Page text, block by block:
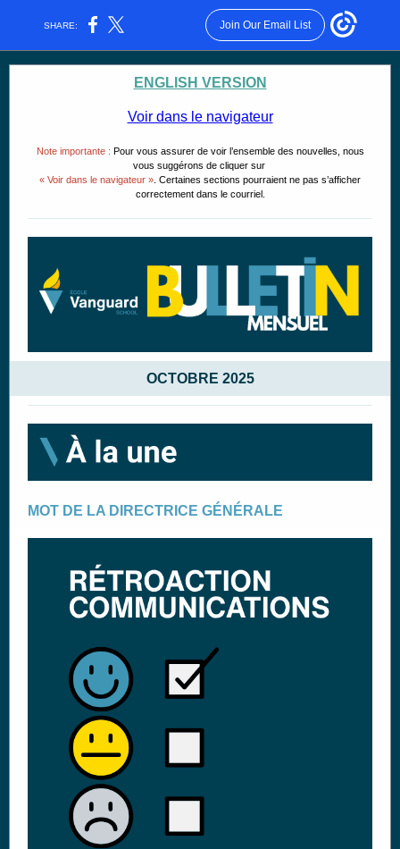
SHARE: Join Our Email List
ENGLISH VERSION
Voir dans le navigateur
Note importante : Pour vous assurer de voir l’ensemble des nouvelles, nous
vous suggérons de cliquer sur
« Voir dans le navigateur » . Certaines sections pourraient ne pas s’afficher
correctement dans le courriel.
OCTOBRE 2025
MOT DE LA DIRECTRICE GÉNÉRALE